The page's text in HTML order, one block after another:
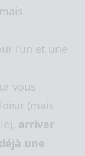
l’un et une
vous
(mais
arriver
une